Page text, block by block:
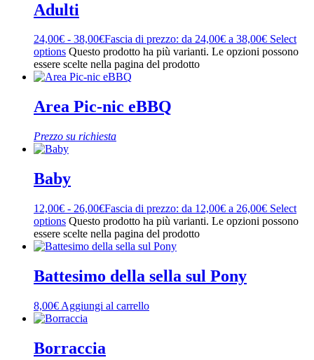
Adulti
24,00€ - 38,00€Fascia di prezzo: da 24,00€ a 38,00€ Select
options Questo prodotto ha più varianti. Le opzioni possono
essere scelte nella pagina del prodotto
Area Pic-nic eBBQ
Prezzo su richiesta
Baby
12,00€ - 26,00€Fascia di prezzo: da 12,00€ a 26,00€ Select
options Questo prodotto ha più varianti. Le opzioni possono
essere scelte nella pagina del prodotto
Battesimo della sella sul Pony
8,00€ Aggiungi al carrello
Borraccia